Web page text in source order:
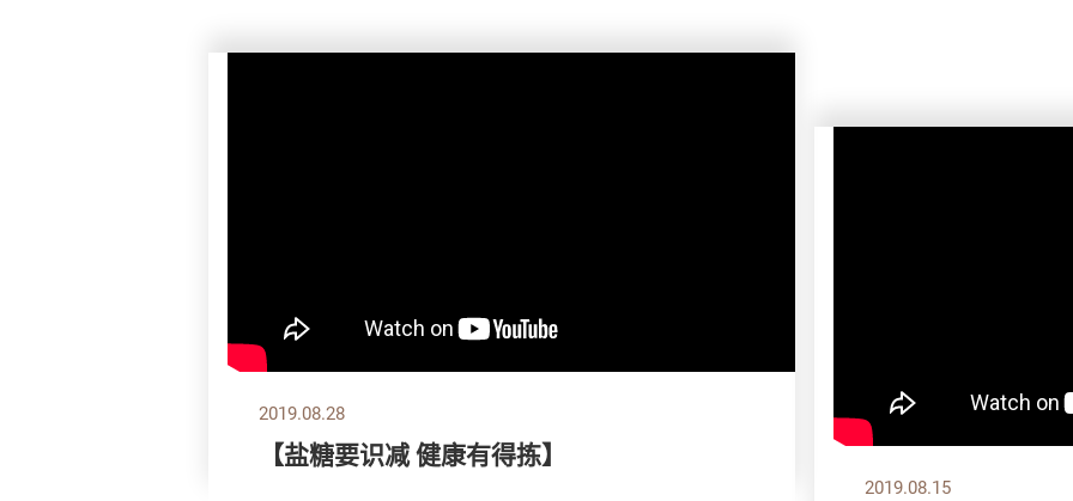
2019.08.28
【盐糖要识减 健康有得拣】
2019.08.15